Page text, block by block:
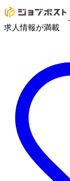
求人情報が満載